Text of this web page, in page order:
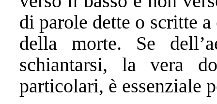
di parole dette o scritte
della morte. Se
schiantarsi, la vera
particolari, è essenziale